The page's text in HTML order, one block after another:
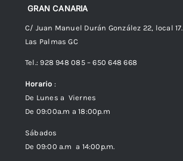
GRAN CANARIA
C/ Juan Manuel Durán González 22, local 17.
Las Palmas GC
Tel.: 928 948 085 – 650 648 668
Horario :
De Lunes a Viernes
De 09:00a.m a 18:00p.m
Sábados
De 09:00 a.m a 14:00p.m.
Preguntas frecuentes
Envíos
Política de Privacidad